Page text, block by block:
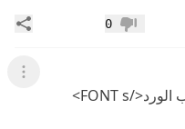
عدم إعجاب
0
عرض